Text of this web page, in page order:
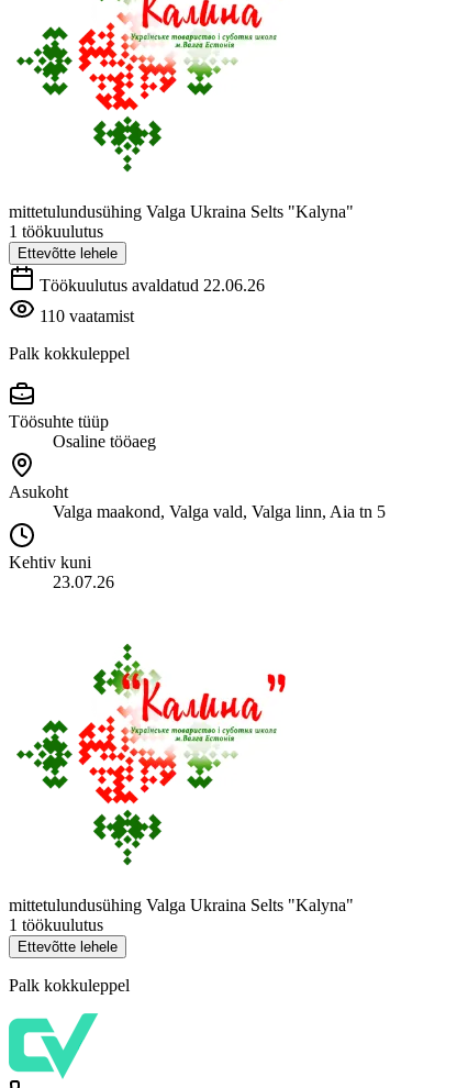
mittetulundusühing Valga Ukraina Selts "Kalyna"
1 töökuulutus
Ettevõtte lehele
Töökuulutus avaldatud 22.06.26
110 vaatamist
Palk kokkuleppel
Töösuhte tüüp
Osaline tööaeg
Asukoht
Valga maakond, Valga vald, Valga linn, Aia tn 5
Kehtiv kuni
23.07.26
mittetulundusühing Valga Ukraina Selts "Kalyna"
1 töökuulutus
Ettevõtte lehele
Palk kokkuleppel